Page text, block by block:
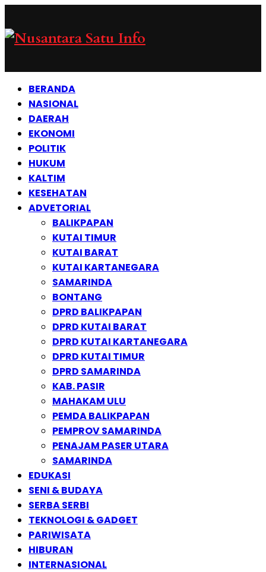
BERANDA
NASIONAL
DAERAH
EKONOMI
POLITIK
HUKUM
KALTIM
KESEHATAN
ADVETORIAL
BALIKPAPAN
KUTAI TIMUR
KUTAI BARAT
KUTAI KARTANEGARA
SAMARINDA
BONTANG
DPRD BALIKPAPAN
DPRD KUTAI BARAT
DPRD KUTAI KARTANEGARA
DPRD KUTAI TIMUR
DPRD SAMARINDA
KAB. PASIR
MAHAKAM ULU
PEMDA BALIKPAPAN
PEMPROV SAMARINDA
PENAJAM PASER UTARA
SAMARINDA
EDUKASI
SENI & BUDAYA
SERBA SERBI
TEKNOLOGI & GADGET
PARIWISATA
HIBURAN
INTERNASIONAL